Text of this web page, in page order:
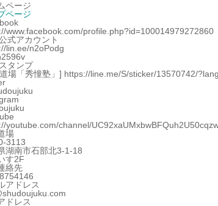
ページ
ページ
www.facebook.com/profile.php?id=100014979272860
式アカウント
lin.ee/n2oPodg
タンプ
場「秀憧塾」] https://line.me/S/sticker/13570742/
youtube.com/channel/
場
3113
湖南市石部北3-1-18
す2F
絡先
アドレス
ドレス